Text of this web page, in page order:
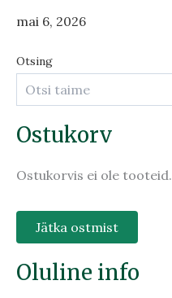
mai 6, 2026
Otsing
Ostukorv
Ostukorvis ei ole tooteid.
Jätka ostmist
Oluline info